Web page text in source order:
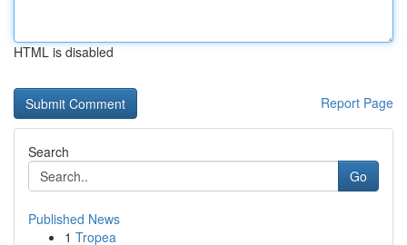
HTML is disabled
Report Page
Search
Go
Published News
1 Tropea